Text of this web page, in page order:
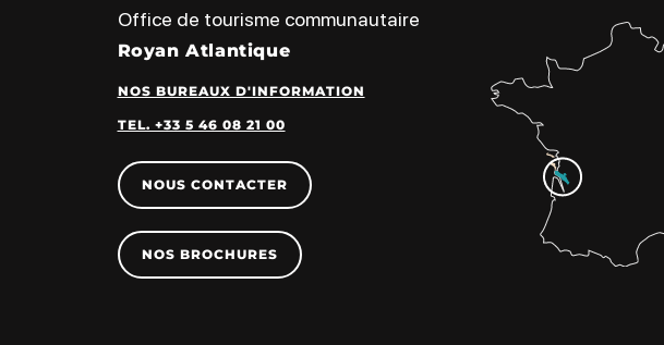
Office de tourisme communautaire
Royan Atlantique
NOS BUREAUX D'INFORMATION
TEL. +33 5 46 08 21 00
NOUS CONTACTER
NOS BROCHURES